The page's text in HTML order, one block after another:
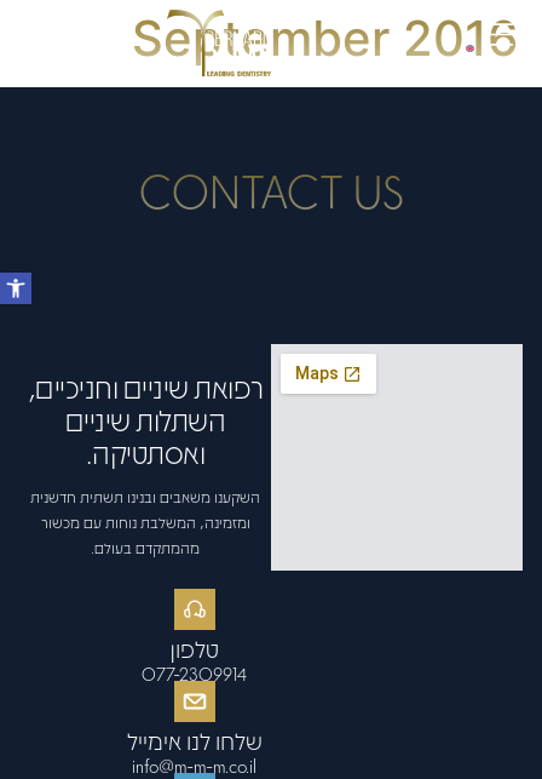
September 2016
CONTACT US
רפואת שיניים וחניכיים,
השתלות שיניים
ואסתטיקה.
השקענו משאבים ובנינו תשתית חדשנית
ומזמינה, המשלבת נוחות עם מכשור
מהמתקדם בעולם.
טלפון
077-2309914
שלחו לנו אימייל
info@m-m-m.co.il